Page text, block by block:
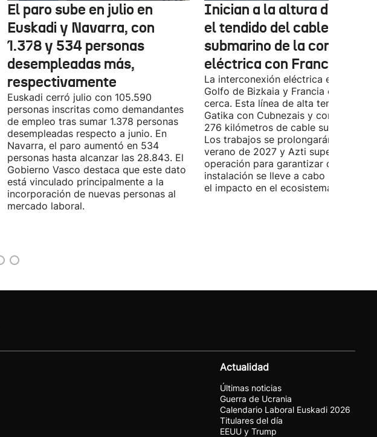
El paro sube en julio en
Euskadi y Navarra, con
1.378 y 534 personas
desempleadas más,
respectivamente
Euskadi cerró julio con 105.590
personas inscritas como demandantes
de empleo tras sumar 1.378 personas
desempleadas respecto a junio. En
Navarra, el paro aumentó en 534
personas hasta alcanzar las 28.843. El
Gobierno Vasco destaca que este dato
está vinculado principalmente a la
incorporación de nuevas personas al
mercado laboral.
Inician a la altura de
el tendido del cable
submarino de la conexión
eléctrica con Francia
La interconexión eléctrica entre el
Golfo de Bizkaia y Francia está más
cerca. Esta línea de alta tensión unirá
Gatika con Cubnezais y contará con
276 kilómetros de cable submarino.
Los trabajos se prolongarán hasta
verano de 2027 y Azti supervisará la
operación para garantizar que la
instalación se lleve a cabo
el impacto en el ecosistema marino.
Actualidad
Últimas noticias
Guerra de Ucrania
Calendario Laboral Euskadi 2026
Titulares del día
EEUU y Trump